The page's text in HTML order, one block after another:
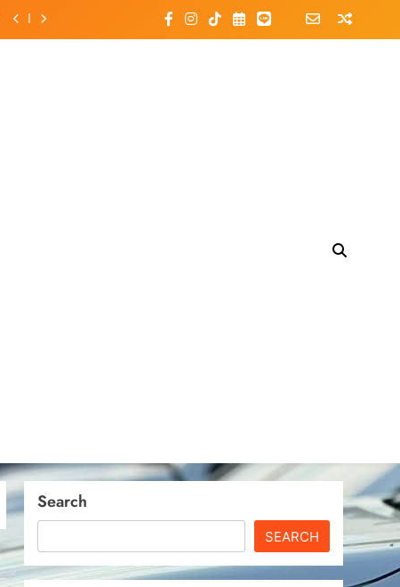
Search
SEARCH